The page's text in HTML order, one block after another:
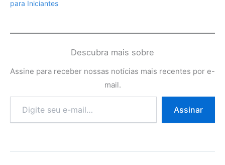
para Iniciantes
Descubra mais sobre
Assine para receber nossas notícias mais recentes por e-
mail.
e-
Assinar